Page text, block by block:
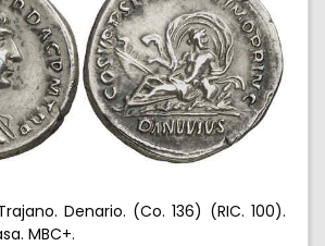
Denario. (Co. 136) (RIC. 100).
MBC+.